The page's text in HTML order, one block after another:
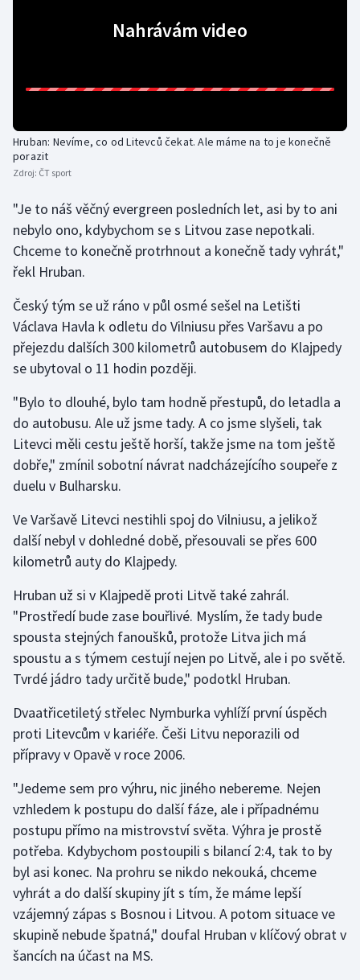
Krasobruslení
Lezení
Lyže a snowboard
Moderní pětiboj
Motorsport
Parasport
Plavání
Plážový volejbal
Ragby
Rychlobruslení
Rychlostní kanoistika
Short track
Sportovní střelba
Stolní tenis
Triatlon
Veslování
Vodní slalom
Volejbal
Ostatní
Nahrávám video
Hruban: Nevíme, co od Litevců čekat. Ale máme na to je konečně
porazit
Zdroj: ČT sport
"Je to náš věčný evergreen posledních let, asi by to ani
nebylo ono, kdybychom se s Litvou zase nepotkali.
Chceme to konečně protrhnout a konečně tady vyhrát,"
řekl Hruban.
Český tým se už ráno v půl osmé sešel na Letišti
Václava Havla k odletu do Vilniusu přes Varšavu a po
přejezdu dalších 300 kilometrů autobusem do Klajpedy
se ubytoval o 11 hodin později.
"Bylo to dlouhé, bylo tam hodně přestupů, do letadla a
do autobusu. Ale už jsme tady. A co jsme slyšeli, tak
Litevci měli cestu ještě horší, takže jsme na tom ještě
dobře," zmínil sobotní návrat nadcházejícího soupeře z
duelu v Bulharsku.
Ve Varšavě Litevci nestihli spoj do Vilniusu, a jelikož
další nebyl v dohledné době, přesouvali se přes 600
kilometrů auty do Klajpedy.
Hruban už si v Klajpedě proti Litvě také zahrál.
"Prostředí bude zase bouřlivé. Myslím, že tady bude
spousta stejných fanoušků, protože Litva jich má
spoustu a s týmem cestují nejen po Litvě, ale i po světě.
Tvrdé jádro tady určitě bude," podotkl Hruban.
Dvaatřicetiletý střelec Nymburka vyhlíží první úspěch
proti Litevcům v kariéře. Češi Litvu neporazili od
přípravy v Opavě v roce 2006.
"Jedeme sem pro výhru, nic jiného nebereme. Nejen
vzhledem k postupu do další fáze, ale i případnému
postupu přímo na mistrovství světa. Výhra je prostě
potřeba. Kdybychom postoupili s bilancí 2:4, tak to by
byl asi konec. Na prohru se nikdo nekouká, chceme
vyhrát a do další skupiny jít s tím, že máme lepší
vzájemný zápas s Bosnou i Litvou. A potom situace ve
skupině nebude špatná," doufal Hruban v klíčový obrat v
šancích na účast na MS.